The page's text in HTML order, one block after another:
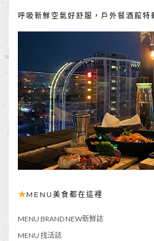
呼吸新鮮空氣好舒服，戶外餐酒館特
MENU美食都在這裡
MENU BRAND NEW新鮮誌
MENU 找活誌